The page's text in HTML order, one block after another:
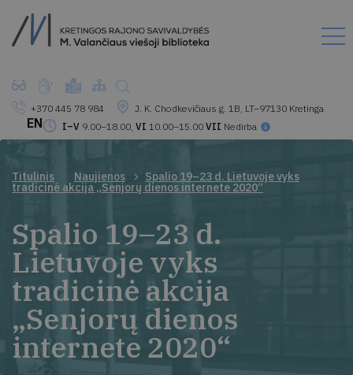
+370 445 78 984
J. K. Chodkevičiaus g. 1B, LT–97130 Kretinga
I–V 9.00–18.00, VI 10.00–15.00 VII Nedirba
EN
Titulinis Naujienos Spalio 19–23 d. Lietuvoje vyks
tradicinė akcija „Senjorų dienos internete 2020“
Spalio 19–23 d.
Lietuvoje vyks
tradicinė akcija
„Senjorų dienos
internete 2020“